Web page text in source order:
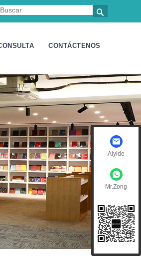

CONTÁCTENOS
Aiyide
Mr.Zong